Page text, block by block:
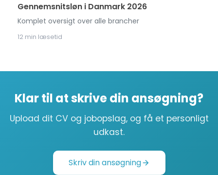
Gennemsnitsløn i Danmark 2026
Komplet oversigt over alle brancher
12 min læsetid
Klar til at skrive din ansøgning?
Upload dit CV og jobopslag, og få et personligt
udkast.
Skriv din ansøgning